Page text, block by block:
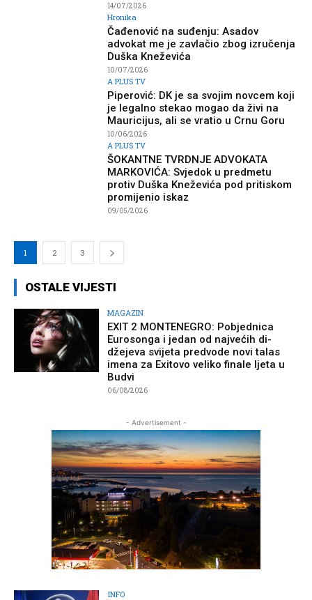
14/07/2026
Hronika
Čađenović na suđenju: Asadov
advokat me je zavlačio zbog izručenja
Duška Kneževića
10/07/2026
A PLUS TV
Piperović: DK je sa svojim novcem koji
je legalno stekao mogao da živi na
Mauricijus, ali se vratio u Crnu Goru
10/06/2026
A PLUS TV
ŠOKANTNE TVRDNJE ADVOKATA
MARKOVIĆA: Svjedok u predmetu
protiv Duška Kneževića pod pritiskom
promijenio iskaz
09/05/2026
1 2 3
OSTALE VIJESTI
MAGAZIN
EXIT 2 MONTENEGRO: Pobjednica
Eurosonga i jedan od najvećih di-
džejeva svijeta predvode novi talas
imena za Exitovo veliko finale ljeta u
Budvi
06/08/2026
- Advertisement -
INFO